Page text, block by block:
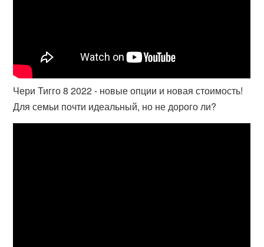
Чери Тигго 8 2022 - новые опции и новая стоимость!
Для семьи почти идеальный, но не дорого ли?